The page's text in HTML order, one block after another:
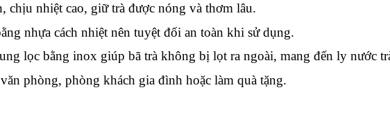
chịu nhiệt cao, giữ trà được nóng và thơm lâu.
nhựa cách nhiệt nên tuyệt đối an toàn khi sử dụng.
lọc bằng inox giúp bã trà không bị lọt ra ngoài, mang đến ly nước
phòng, phòng khách gia đình hoặc làm quà tặng.